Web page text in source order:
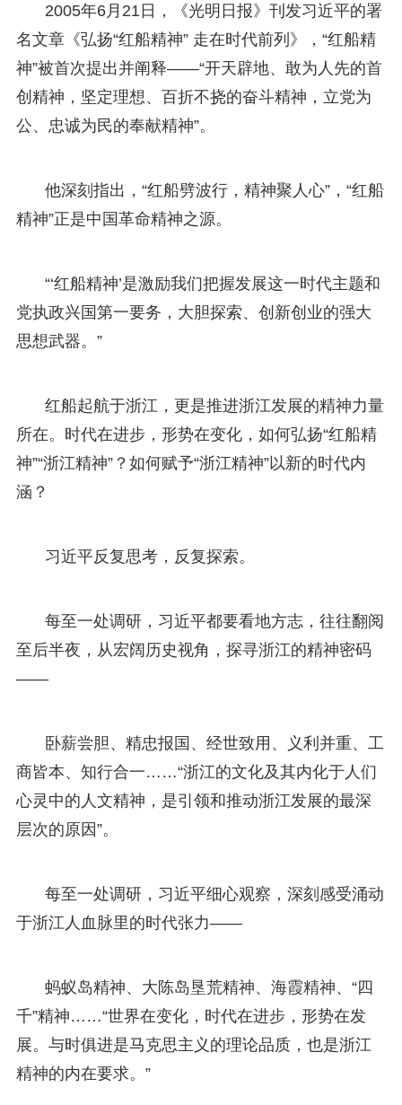
2005年6月21日，《光明日报》刊发习近平的署
名文章《弘扬“红船精神” 走在时代前列》，“红船精
神”被首次提出并阐释——“开天辟地、敢为人先的首
创精神，坚定理想、百折不挠的奋斗精神，立党为
公、忠诚为民的奉献精神”。
他深刻指出，“红船劈波行，精神聚人心”，“红船
精神”正是中国革命精神之源。
“‘红船精神’是激励我们把握发展这一时代主题和
党执政兴国第一要务，大胆探索、创新创业的强大
思想武器。”
红船起航于浙江，更是推进浙江发展的精神力量
所在。时代在进步，形势在变化，如何弘扬“红船精
神”“浙江精神”？如何赋予“浙江精神”以新的时代内
涵？
习近平反复思考，反复探索。
每至一处调研，习近平都要看地方志，往往翻阅
至后半夜，从宏阔历史视角，探寻浙江的精神密码
——
卧薪尝胆、精忠报国、经世致用、义利并重、工
商皆本、知行合一……“浙江的文化及其内化于人们
心灵中的人文精神，是引领和推动浙江发展的最深
层次的原因”。
每至一处调研，习近平细心观察，深刻感受涌动
于浙江人血脉里的时代张力——
蚂蚁岛精神、大陈岛垦荒精神、海霞精神、“四
千”精神……“世界在变化，时代在进步，形势在发
展。与时俱进是马克思主义的理论品质，也是浙江
精神的内在要求。”